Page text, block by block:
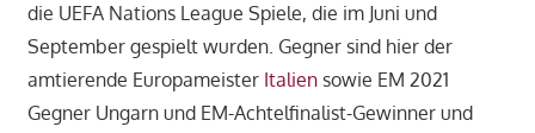
die UEFA Nations League Spiele, die im Juni und
September gespielt wurden. Gegner sind hier der
amtierende Europameister Italiensowie EM 2021
Gegner Ungarn und EM-Achtelfinalist-Gewinner und